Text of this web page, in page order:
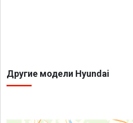
Другие модели Hyundai